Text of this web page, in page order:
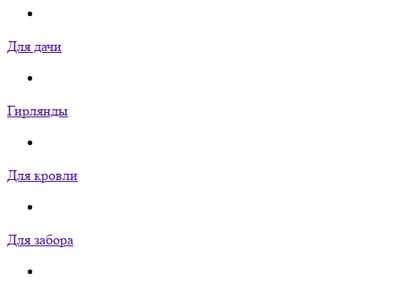
Для дачи
Гирлянды
Для кровли
Для забора